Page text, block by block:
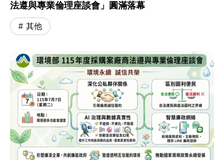
法遵與專業倫理座談會」圓滿落幕
其他